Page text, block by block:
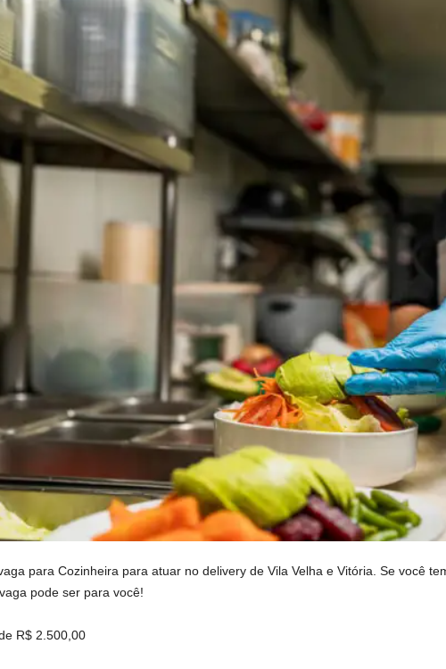
para Cozinheira para atuar no delivery de Vila Velha e Vitória. Se você
pode ser para você!
R$ 2.500,00